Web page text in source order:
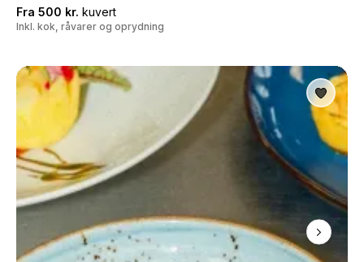
Fra 500 kr. kuvert
Inkl. kok, råvarer og oprydning